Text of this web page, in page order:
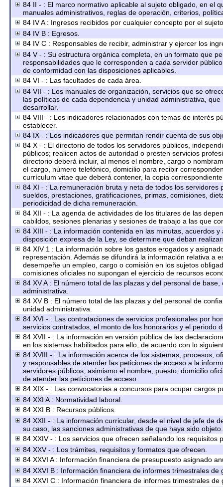
84 II - : El marco normativo aplicable al sujeto obligado, en el
manuales administrativos, reglas de operación, criterios,
84 IV A : Ingresos recibidos por cualquier concepto por el
84 IV B : Egresos.
84 IV C : Responsables de recibir, administrar y ejercer los
84 V - : Su estructura orgánica completa, en un formato que
responsabilidades que le corresponden a cada servidor
de conformidad con las disposiciones aplicables.
84 VI - : Las facultades de cada área.
84 VII - : Los manuales de organización, servicios que se
las políticas de cada dependencia y unidad administrativa,
desarrollar.
84 VIII - : Los indicadores relacionados con temas de interés
establecer.
84 IX - : Los indicadores que permitan rendir cuenta de sus
84 X - : El directorio de todos los servidores públicos,
públicos; realicen actos de autoridad o presten servicios
directorio deberá incluir, al menos el nombre, cargo o
el cargo, número telefónico, domicilio para recibir
currículum vitae que deberá contener, la copia
84 XI - : La remuneración bruta y neta de todos los
sueldos, prestaciones, gratificaciones, primas, comisiones,
periodicidad de dicha remuneración.
84 XII - : La agenda de actividades de los titulares de las
cabildos, sesiones plenarias y sesiones de trabajo a las que
84 XIII - : La información contenida en las minutas, acuerdos
disposición expresa de la Ley, se determine que deban
84 XIV 1 : La información sobre los gastos erogados y
representación. Además se difundirá la información relativa a
desempeñe un empleo, cargo o comisión en los sujetos
comisiones oficiales no supongan el ejercicio de recursos
84 XV A : El número total de las plazas y del personal de
administrativa.
84 XV B : El número total de las plazas y del personal de
unidad administrativa.
84 XVI - : Las contrataciones de servicios profesionales por
servicios contratados, el monto de los honorarios y el periodo
84 XVII - : La información en versión pública de las
en los sistemas habilitados para ello, de acuerdo con lo
84 XVIII - : La información acerca de los sistemas, procesos,
y responsables de atender las peticiones de acceso a la
servidores públicos; asimismo el nombre, puesto, domicilio
de atender las peticiones de acceso
84 XIX - : Las convocatorias a concursos para ocupar cargos
84 XXI A : Normatividad laboral.
84 XXI B : Recursos públicos.
84 XXII - : La información curricular, desde el nivel de jefe de
su caso, las sanciones administrativas de que haya sido objeto.
84 XXIV - : Los servicios que ofrecen señalando los requisitos
84 XXV - : Los trámites, requisitos y formatos que ofrecen.
84 XXVI A : Información financiera de presupuesto asignado
84 XXVI B : Información financiera de informes trimestrales de
84 XXVI C : Información financiera de informes trimestrales de